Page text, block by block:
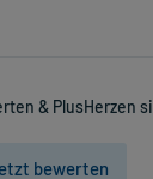
& PlusHerzen
bewerten